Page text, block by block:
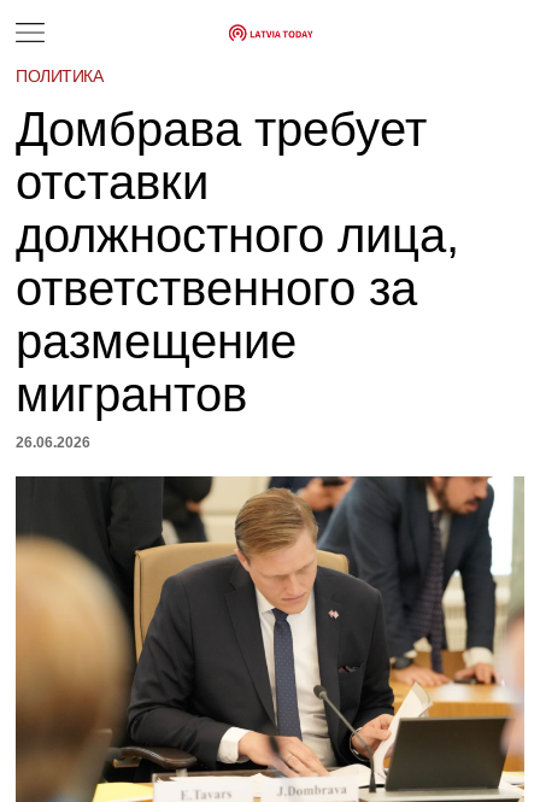
ПОЛИТИКА
Домбрава требует
отставки
должностного лица,
ответственного за
размещение
мигрантов
26.06.2026